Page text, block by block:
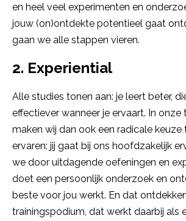
en heel veel experimenten en
jouw (on)ontdekte potentieel gaat
gaan we alle stappen vieren.
2. Experiential
Alle studies tonen aan: je leert beter,
effectiever wanneer je ervaart. In onze
maken wij dan ook een radicale keuze
ervaren: jij gaat bij ons hoofdzakelijk
we door uitdagende oefeningen en
doet een persoonlijk onderzoek en
beste voor jou werkt. En dat
trainingspodium, dat werkt daarbij als